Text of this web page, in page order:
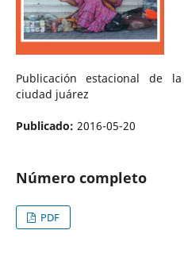
Publicación estacional de
ciudad juárez
Publicado: 2016-05-20
Número completo
PDF